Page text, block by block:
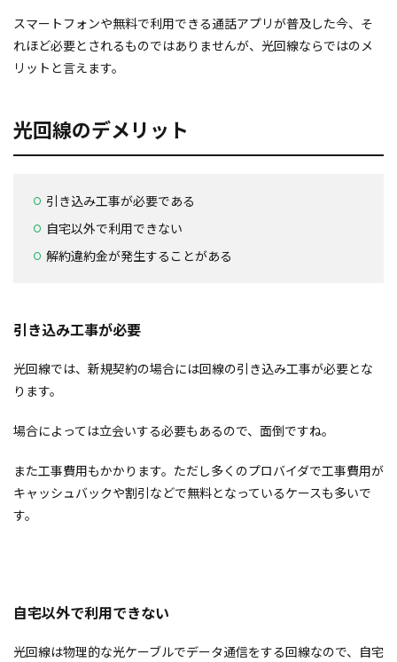
スマートフォンや無料で利用できる通話アプリが普及した今、そ
れほど必要とされるものではありませんが、光回線ならではのメ
リットと言えます。
光回線のデメリット
引き込み工事が必要である
自宅以外で利用できない
解約違約金が発生することがある
引き込み工事が必要
光回線では、新規契約の場合には回線の引き込み工事が必要とな
ります。
場合によっては立会いする必要もあるので、面倒ですね。
また工事費用もかかります。ただし多くのプロバイダで工事費用が
キャッシュバックや割引などで無料となっているケースも多いで
す。
自宅以外で利用できない
光回線は物理的な光ケーブルでデータ通信をする回線なので、自宅